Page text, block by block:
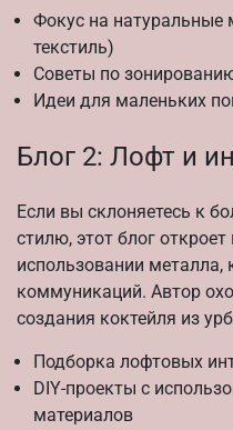
Фокус на натуральные
текстиль)
Советы по
Идеи для маленьких
Блог 2: Лофт и
Если вы склоняетесь к
стилю, этот блог
использовании
коммуникаций. Автор
создания коктейля из
Подборка лофтовых
DIY-проекты с
материалов